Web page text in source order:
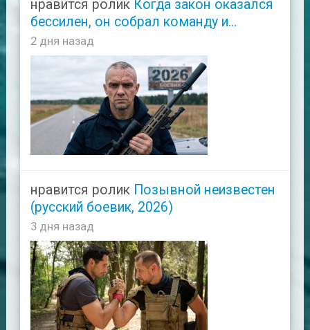
нравится ролик Когда закон оказался
бессилен, он собрал команду и...
2 дня назад
нравится ролик Позывной неизвестен
(русский боевик, 2026)
3 дня назад